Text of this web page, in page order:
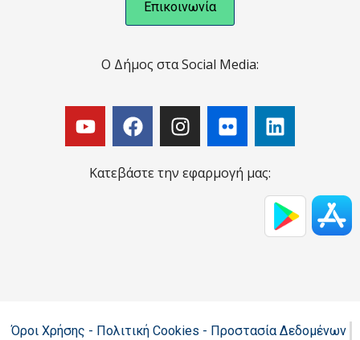
Επικοινωνία
Ο Δήμος στα Social Media:
Κατεβάστε την εφαρμογή μας:
Όροι Χρήσης - Πολιτική Cookies - Προστασία Δεδομένων